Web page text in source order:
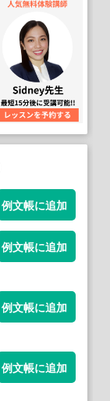
例文帳に追加
例文帳に追加
例文帳に追加
例文帳に追加